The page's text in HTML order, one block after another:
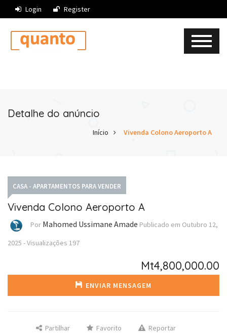
Login Register
Detalhe do anúncio
Início Vivenda Colono Aeroporto A
CASA - APARTAMENTOS PARA VENDER
Vivenda Colono Aeroporto A
Por Mahomed Ussimane Amade Publicado em Outubro 12,
2025 -Visualizações 197
Mt4,800,000.00
ENVIAR MENSAGEM
Partilhar Favorito Reportar